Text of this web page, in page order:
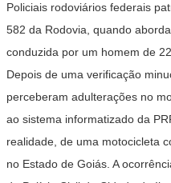
Policiais rodoviários federais
582 da Rodovia, quando
conduzida por um homem de
Depois de uma verificação
perceberam adulterações no
ao sistema informatizado da
realidade, de uma motocicleta
no Estado de Goiás. A